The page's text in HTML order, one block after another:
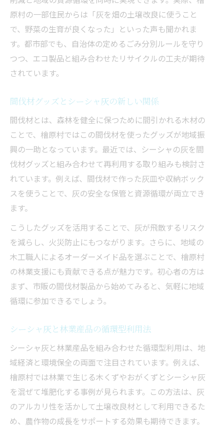
原村の一部住民からは「灰を畑の土壌改良に使うこと
で、野菜の生育が良くなった」といった声も聞かれま
す。都市部でも、自治体の定めるごみ分別ルールを守り
つつ、エコ製品と組み合わせたリサイクルの工夫が期待
されています。
間伐材グッズとシーシャ灰の新しい関係
間伐材とは、森林を健全に保つために間引かれる木材の
ことで、檜原村ではこの間伐材を使ったグッズが地域振
興の一助となっています。最近では、シーシャの灰を間
伐材グッズと組み合わせて再利用する取り組みも検討さ
れています。例えば、間伐材で作った灰皿や収納ボック
スを使うことで、灰の安全な保管と資源循環が両立でき
ます。
こうしたグッズを活用することで、灰が飛散するリスク
を減らし、火災防止にもつながります。さらに、地域の
木工職人によるオーダーメイド品を選ぶことで、檜原村
の林業支援にも貢献できる点が魅力です。初心者の方は
まず、市販の間伐材製品から始めてみると、気軽に地域
循環に参加できるでしょう。
シーシャ灰と林業産品の循環型利用法
シーシャ灰と林業産品を組み合わせた循環型利用は、地
域経済と環境保全の両面で注目されています。例えば、
檜原村では林業で生じる木くずやおがくずとシーシャ灰
を混ぜて堆肥化する事例が見られます。この方法は、灰
のアルカリ性を活かして土壌改良材として利用できるた
め、農作物の成長をサポートする効果も期待できます。